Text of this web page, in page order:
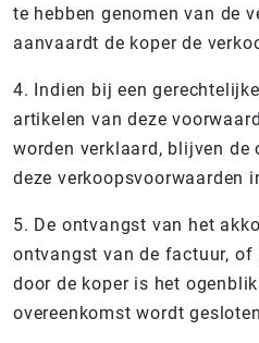
te hebben genomen van de
aanvaardt de koper de
4. Indien bij een
artikelen van deze
worden verklaard, blijven de
deze verkoopsvoorwaarden
5. De ontvangst van het
ontvangst van de factuur,
door de koper is het
overeenkomst wordt